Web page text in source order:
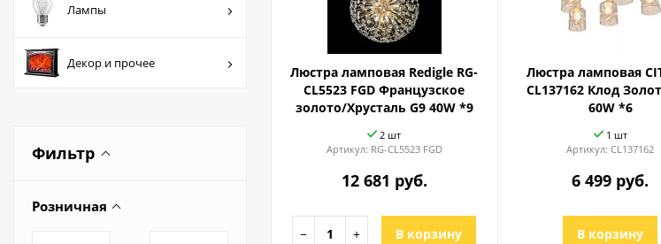
Лампы
Декор и прочее
Фильтр
Розничная
Люстра ламповая Redigle RG-
CL5523 FGD Французское
золото/Хрусталь G9 40W *9
2 шт
Артикул: RG-CL5523 FGD
12 681 руб.
− + В корзину
Люстра ламповая
CL137162 Клод
60W *6
1 шт
Артикул:CL137162
6 499 руб.
В корзину